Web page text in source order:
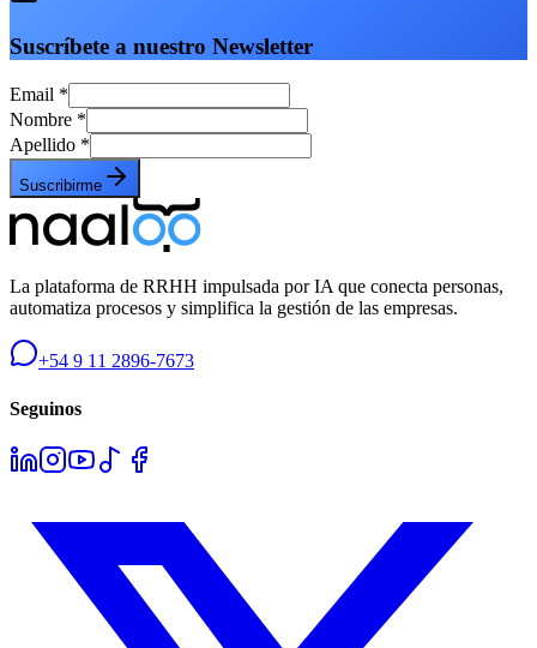
Suscríbete a nuestro Newsletter
Email *
Nombre *
Apellido *
Suscribirme
La plataforma de RRHH impulsada por IA que conecta personas,
automatiza procesos y simplifica la gestión de las empresas.
+54 9 11 2896-7673
Seguinos